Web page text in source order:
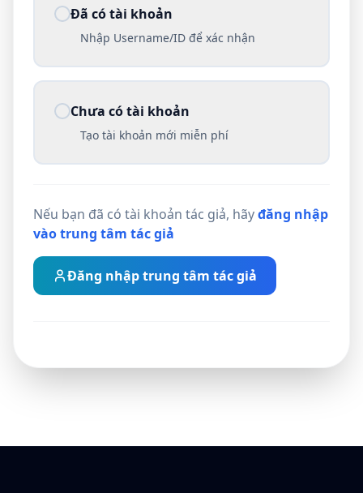
Đã có tài khoản
Nhập Username/ID để xác nhận
Chưa có tài khoản
Tạo tài khoản mới miễn phí
Nếu bạn đã có tài khoản tác giả, hãyđăng nhập
vào trung tâm tác giả
Đăng nhập trung tâm tác giả